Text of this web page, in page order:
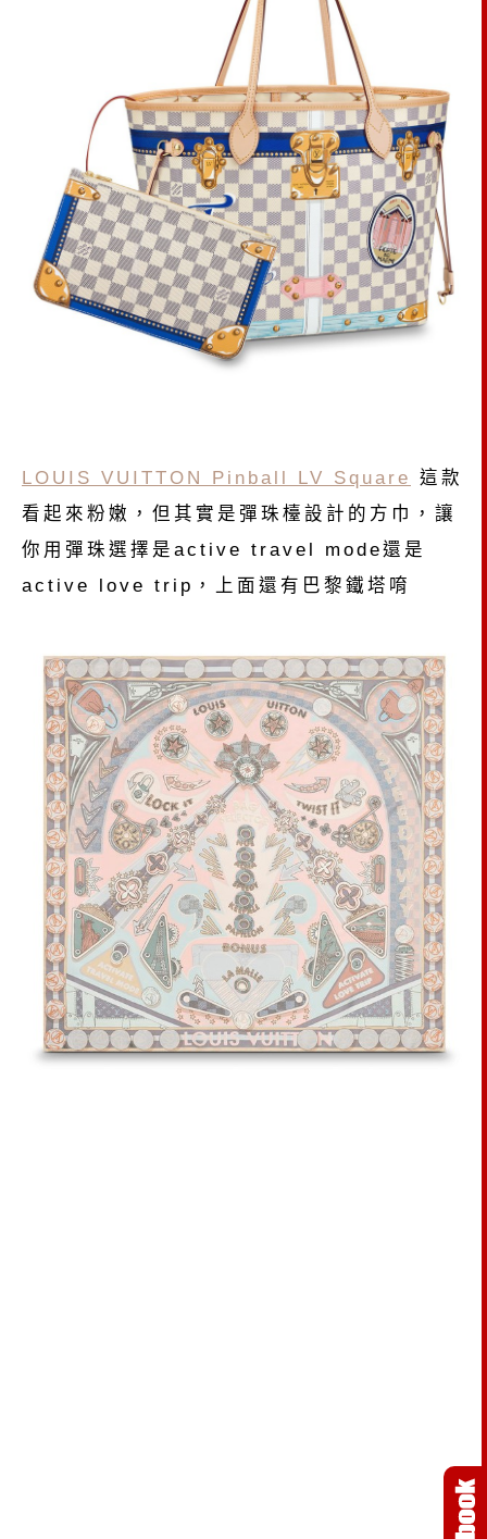
LOUIS VUITTON Pinball LV Square
這款
看起來粉嫩，但其實是彈珠檯設計的方巾，讓
你用彈珠選擇是active travel mode還是
active love trip，上面還有巴黎鐵塔唷